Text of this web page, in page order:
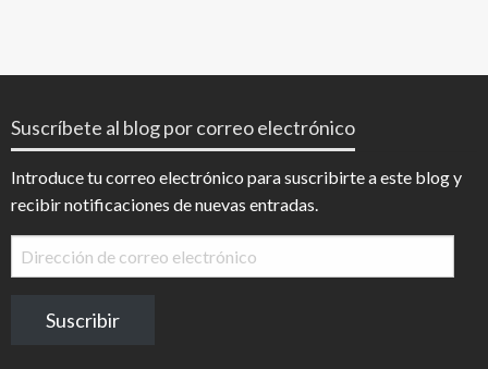
Suscríbete al blog por correo electrónico
Introduce tu correo electrónico para suscribirte a este blog y
recibir notificaciones de nuevas entradas.
Dirección
de
electrónico
Suscribir